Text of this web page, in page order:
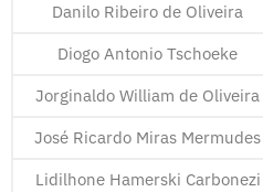
Danilo Ribeiro de Oliveira
Diogo Antonio Tschoeke
Jorginaldo William de Oliveira
José Ricardo Miras Mermudes
Lidilhone Hamerski Carbonezi